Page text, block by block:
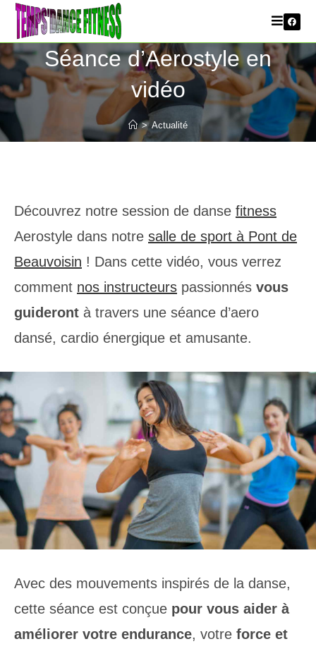
Séance d’Aerostyle en
vidéo
> Actualité
Découvrez notre session de danse fitness
Aerostyle dans notre salle de sport à Pont de
Beauvoisin ! Dans cette vidéo, vous verrez
comment nos instructeurs passionnés vous
guideront à travers une séance d’aero
dansé, cardio énergique et amusante.
Avec des mouvements inspirés de la danse,
cette séance est conçue pour vous aider à
améliorer votre endurance, votre force et